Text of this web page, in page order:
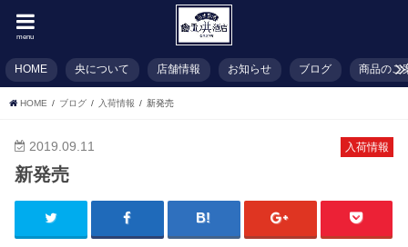
menu
HOME 央について 店舗情報 お知らせ ブログ 商品のご
HOME ブログ 入荷情報 新発売
入荷情報
2019.09.11
新発売